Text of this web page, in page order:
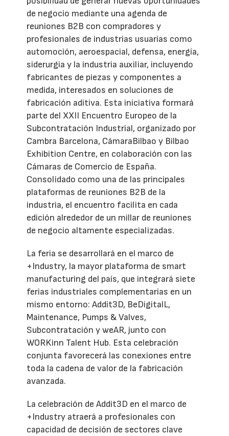
de negocio mediante una agenda de
reuniones B2B con compradores y
profesionales de industrias usuarias como
automoción, aeroespacial, defensa, energía,
siderurgia y la industria auxiliar, incluyendo
fabricantes de piezas y componentes a
medida, interesados en soluciones de
fabricación aditiva. Esta iniciativa formará
parte del XXII Encuentro Europeo de la
Subcontratación Industrial, organizado por
Cambra Barcelona, CámaraBilbao y Bilbao
Exhibition Centre, en colaboración con las
Cámaras de Comercio de España.
Consolidado como una de las principales
plataformas de reuniones B2B de la
industria, el encuentro facilita en cada
edición alrededor de un millar de reuniones
de negocio altamente especializadas.
La feria se desarrollará en el marco de
+Industry, la mayor plataforma de smart
manufacturing del país, que integrará siete
ferias industriales complementarias en un
mismo entorno: Addit3D, BeDigitalL,
Maintenance, Pumps & Valves,
Subcontratación y weAR, junto con
WORKinn Talent Hub. Esta celebración
conjunta favorecerá las conexiones entre
toda la cadena de valor de la fabricación
avanzada.
La celebración de Addit3D en el marco de
+Industry atraerá a profesionales con
capacidad de decisión de sectores clave